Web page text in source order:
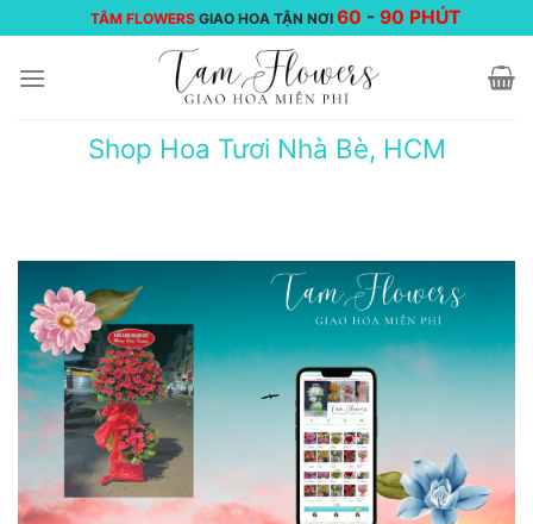
đến
nội
TÂM FLOWERS GIAO HOA TẬN NƠI 60 -90 PHÚT
Shop Hoa Tươi Nhà Bè, HCM